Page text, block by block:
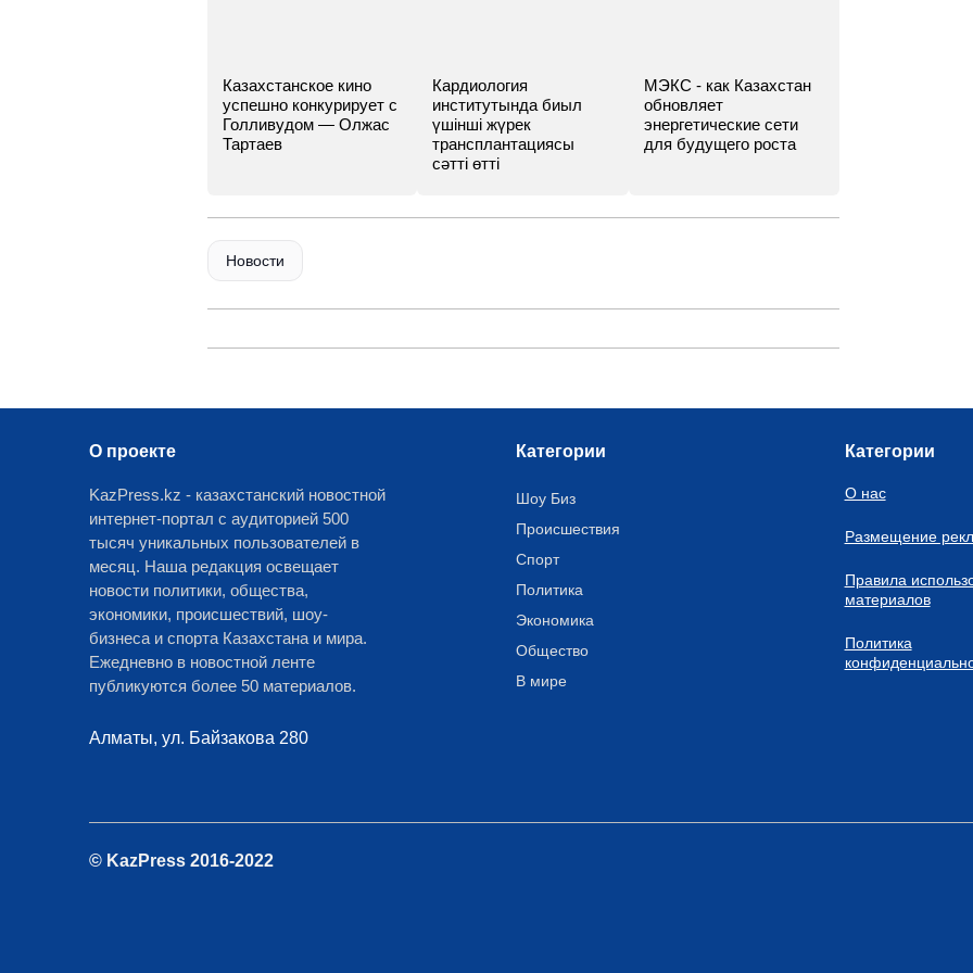
Казахстанское кино
успешно конкурирует с
Голливудом — Олжас
Тартаев
Кардиология
институтында биыл
үшінші жүрек
трансплантациясы
сәтті өтті
МЭКС - как Казахстан
обновляет
энергетические сети
для будущего роста
Новости
О проекте
KazPress.kz - казахстанский новостной
интернет-портал с аудиторией 500
тысяч уникальных пользователей в
месяц. Наша редакция освещает
новости политики, общества,
экономики, происшествий, шоу-
бизнеса и спорта Казахстана и мира.
Ежедневно в новостной ленте
публикуются более 50 материалов.
Алматы, ул. Байзакова 280
Категории
Шоу Биз
Происшествия
Спорт
Политика
Экономика
Общество
В мире
Категории
О нас
Размещение
Правила
материалов
Политика
© KazPress 2016-2022